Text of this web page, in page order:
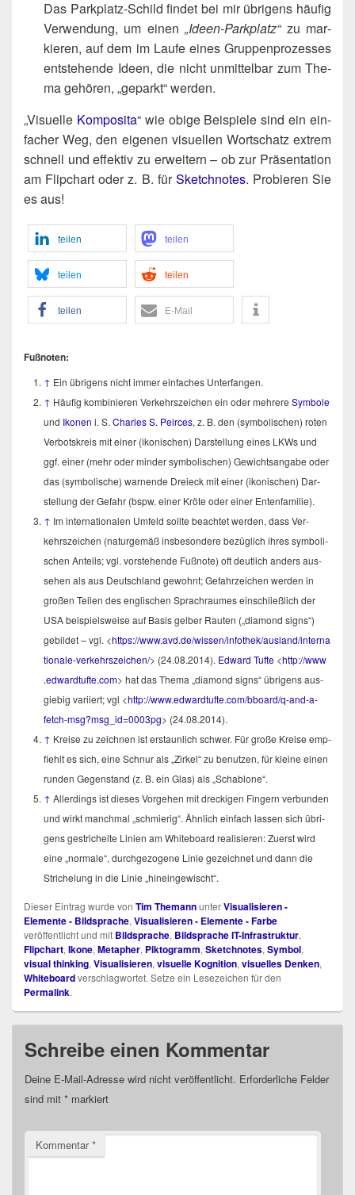
Das Park­platz-Schild fin­det bei mir übri­gens häu­fig
Ver­wen­dung, um einen„Ideen-Park­platz“zu mar­
kie­ren, auf dem im Lau­fe eines Grup­pen­pro­zes­ses
ent­ste­hen­de Ideen, die nicht unmit­tel­bar zum The­
ma gehö­ren, „geparkt“ werden.
„Visu­el­le Kom­po­si­ta“ wie obi­ge Bei­spie­le sind ein ein­
fa­cher Weg, den eige­nen visu­el­len Wort­schatz extrem
schnell und effek­tiv zu erwei­tern – ob zur Prä­sen­ta­ti­on
am Flip­chart oder z. B. fürSketch­no­tes. Pro­bie­ren Sie
es aus!
tei­len tei­len
tei­len tei­len
tei­len E‑Mail
Fuß­no­ten:
↑ Ein übri­gens nicht immer ein­fa­ches Unterfangen.
↑ Häu­fig kom­bi­nie­ren Ver­kehrs­zei­chen ein oder meh­re­re Sym­bo­le
und Iko­nen i. S. Charles S. Peirces, z. B. den (sym­bo­li­schen) roten
Ver­bots­kreis mit einer (iko­ni­schen) Dar­stel­lung eines LKWs und
ggf. einer (mehr oder min­der sym­bo­li­schen) Gewichts­an­ga­be oder
das (sym­bo­li­sche) war­nen­de Drei­eck mit einer (iko­ni­schen) Dar­
stel­lung der Gefahr (bspw. einer Krö­te oder einer Entenfamilie).
↑ Im inter­na­tio­na­len Umfeld soll­te beach­tet wer­den, dass Ver­
kehrs­zei­chen (natur­ge­mäß ins­be­son­de­re bezüg­lich ihres sym­bo­li­
schen Anteils; vgl. vor­ste­hen­de Fuß­no­te) oft deut­lich anders aus­
se­hen als aus Deutsch­land gewohnt; Gefahr­zei­chen wer­den in
gro­ßen Tei­len des eng­li­schen Sprach­rau­mes ein­schließ­lich der
USA bei­spiels­wei­se auf Basis gel­ber Rau­ten („dia­mond signs“)
gebil­det – vgl. <https://​www​.avd​.de/​w​i​s​s​e​n​/​i​n​f​o​t​h​e​k​/​a​u​s​l​a​n​d​/​i​n​t​e​r​n​a​
t​i​o​n​a​l​e​-​v​e​r​k​e​h​rszeichen/> (24.08.2014). Edward Tuf­te <http://​www​
.edwardtuf​te​.com> hat das The­ma „dia­mond signs“ übri­gens aus­
gie­big vari­iert; vgl <http://www.edwardtufte.com/bboard/q‑and-a-
fetch-msg?msg_id=0003pg> (24.08.2014).
↑ Krei­se zu zeich­nen ist erstaun­lich schwer. Für gro­ße Krei­se emp­
fiehlt es sich, eine Schnur als „Zir­kel“ zu benut­zen, für klei­ne einen
run­den Gegen­stand (z. B. ein Glas) als „Scha­blo­ne“.
↑ Aller­dings ist die­ses Vor­ge­hen mit dre­cki­gen Fin­gern ver­bun­den
und wirkt manch­mal „schmie­rig“. Ähn­lich ein­fach las­sen sich übri­
gens gestri­chel­te Lini­en am White­board rea­li­sie­ren: Zuerst wird
eine „nor­ma­le“, durch­ge­zo­ge­ne Linie gezeich­net und dann die
Stri­che­lung in die Linie „hin­ein­ge­wischt“.
Dieser Eintrag wurde von Tim ThemannunterVisualisieren -
Elemente - Bildsprache, Visualisieren - Elemente - Farbe
veröffentlicht und mit Bildsprache, Bildsprache IT-Infrastruktur,
Flipchart, Ikone, Metapher, Piktogramm, Sketchnotes, Symbol,
visual thinking, Visualisieren, visuelle Kognition, visuelles Denken,
Whiteboardverschlagwortet. Setze ein Lesezeichen für den
Permalink.
Schreibe einen Kommentar
Deine E-Mail-Adresse wird nicht veröffentlicht. Erforderliche Felder
sind mit * markiert
Kommentar*